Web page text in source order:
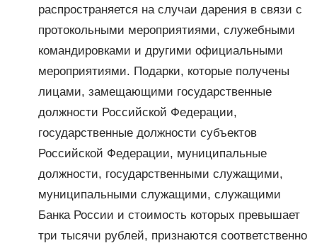
распространяется на случаи дарения в связи с
протокольными мероприятиями, служебными
командировками и другими официальными
мероприятиями. Подарки, которые получены
лицами, замещающими государственные
должности Российской Федерации,
государственные должности субъектов
Российской Федерации, муниципальные
должности, государственными служащими,
муниципальными служащими, служащими
Банка России и стоимость которых превышает
три тысячи рублей, признаются соответственно